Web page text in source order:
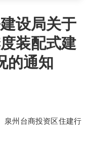
设局关于
装配式建
的通知
泉州台商投资区住建行